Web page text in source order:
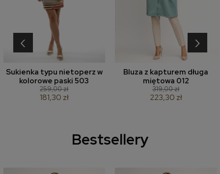
Sukienka typu nietoperz w
kolorowe paski 503
259,00 zł
181,30 zł
Bluza z kapturem długa
miętowa 012
319,00 zł
223,30 zł
‹ ›
Bestsellery